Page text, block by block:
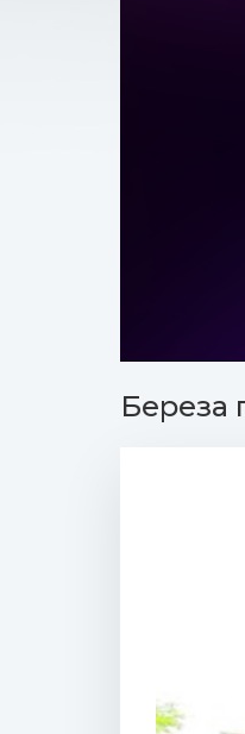
Береза